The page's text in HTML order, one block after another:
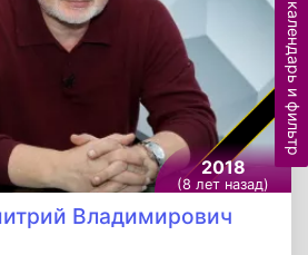
2018
(8 лет назад)
Владимирович
календарь и фильтр